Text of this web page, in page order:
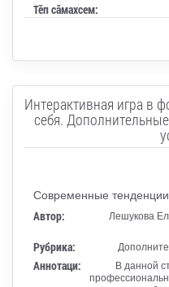
Тӗп сӑмахсем:
Интерактивная игра в
себя.
Современные
Автор:
Лешукова
Рубрика:
Аннотаци:
В данной